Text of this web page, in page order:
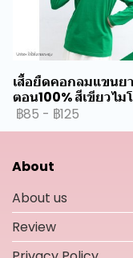
เสื้อยืดคอกลมแขนย
ตอน100% สีเขียวไม
฿85 - ฿125
About
About us
Review